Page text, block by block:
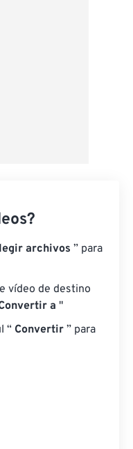
archivos ” para
vídeo de destino
a "
“ Convertir ” para